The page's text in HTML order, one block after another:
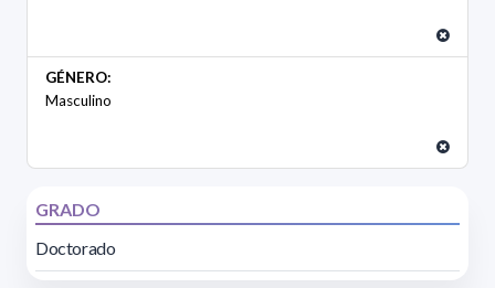
GÉNERO:
Masculino
GRADO
Doctorado